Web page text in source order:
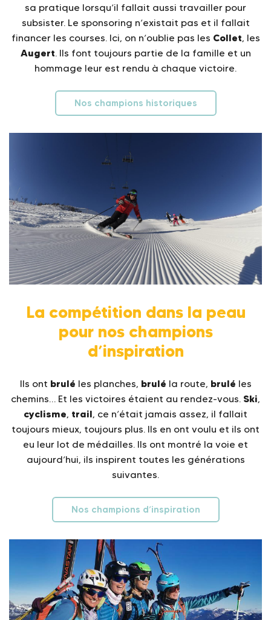
sa pratique lorsqu’il fallait aussi travailler pour
subsister. Le sponsoring n’existait pas et il fallait
financer les courses. Ici, on n’oublie pas les Collet, les
Augert. Ils font toujours partie de la famille et un
hommage leur est rendu à chaque victoire.
Nos champions historiques
La compétition dans la peau
pour nos champions
d’inspiration
Ils ont brulé les planches, brulé la route, brulé les
chemins… Et les victoires étaient au rendez-vous. Ski,
cyclisme, trail, ce n’était jamais assez, il fallait
toujours mieux, toujours plus. Ils en ont voulu et ils ont
eu leur lot de médailles. Ils ont montré la voie et
aujourd’hui, ils inspirent toutes les générations
suivantes.
Nos champions d’inspiration